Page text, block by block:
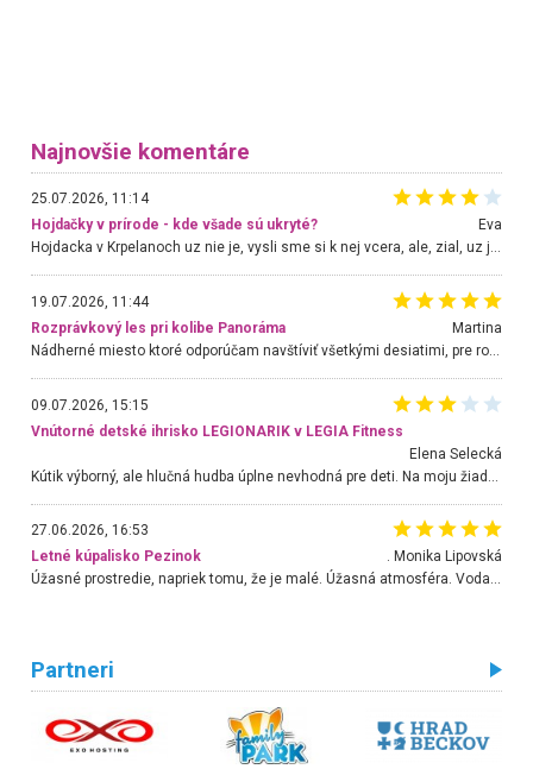
Najnovšie komentáre
25.07.2026, 11:14
Hojdačky v prírode - kde všade sú ukryté?
Eva
Hojdacka v Krpelanoch uz nie je, vysli sme si k nej vcera, ale, zial, uz je znicena. Ak sem planujete cestu len kvoli hojdacke, mozete si ju usetrit. Krasny vyhlad je tu vsak aj bez hojdacky :-)
19.07.2026, 11:44
Rozprávkový les pri kolibe Panoráma
Martina
Nádherné miesto ktoré odporúčam navštíviť všetkými desiatimi, pre rodiny s deťmi, dôchodcom... Proste a jednoducho ozaj rozprávkový les.. určite ešte prídeme. Odniesli sme si na pamiatku krásne tričká,
09.07.2026, 15:15
Vnútorné detské ihrisko LEGIONARIK v LEGIA Fitness
Elena Selecká
27.06.2026, 16:53
Letné kúpalisko Pezinok
. Monika Lipovská
Úžasné prostredie, napriek tomu, že je malé. Úžasná atmosféra. Voda fantastická a nádherná. Ľudí je pomerne veľa, ale su mili a ohľaduplní. Je veľmi zaujímavé sledovať, ako dokážu spolu športovať cudzí ľudia a bez ohľadu na vek. Vládne tu pohoda. Vnuka neviem dostať z vody. Ďakujem za krásny deň . Urcite sa sem vrátim. Jediný problém je s parkovaním, ale aj ten sa mi podarilo vyriešiť. Monika Bratislava
Partneri